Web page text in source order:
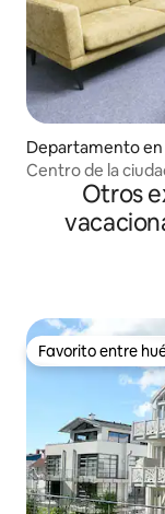
Departamento
Centro de la
Otros
Favorito entre
Favorito entre